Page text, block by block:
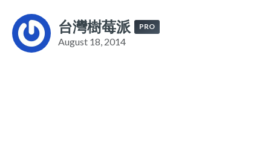
台灣樹莓派 PRO
August 18, 2014